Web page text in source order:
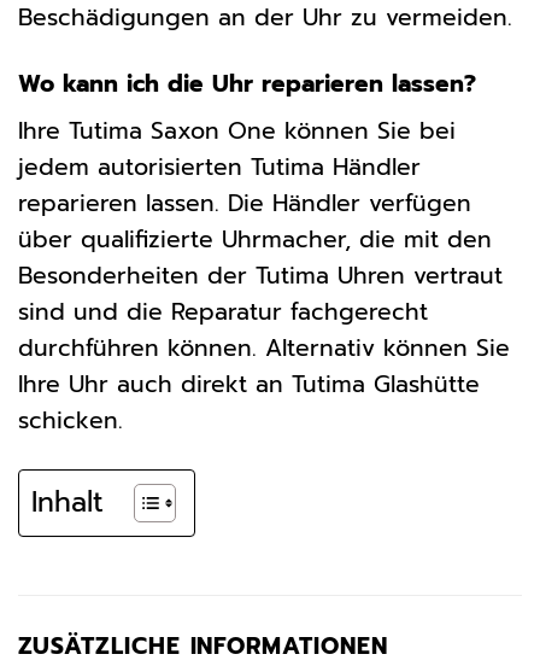
Beschädigungen an der Uhr zu vermeiden.
Wo kann ich die Uhr reparieren lassen?
Ihre Tutima Saxon One können Sie bei
jedem autorisierten Tutima Händler
reparieren lassen. Die Händler verfügen
über qualifizierte Uhrmacher, die mit den
Besonderheiten der Tutima Uhren vertraut
sind und die Reparatur fachgerecht
durchführen können. Alternativ können Sie
Ihre Uhr auch direkt an Tutima Glashütte
schicken.
Inhalt
ZUSÄTZLICHE INFORMATIONEN